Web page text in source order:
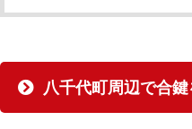
八千代町周辺で合